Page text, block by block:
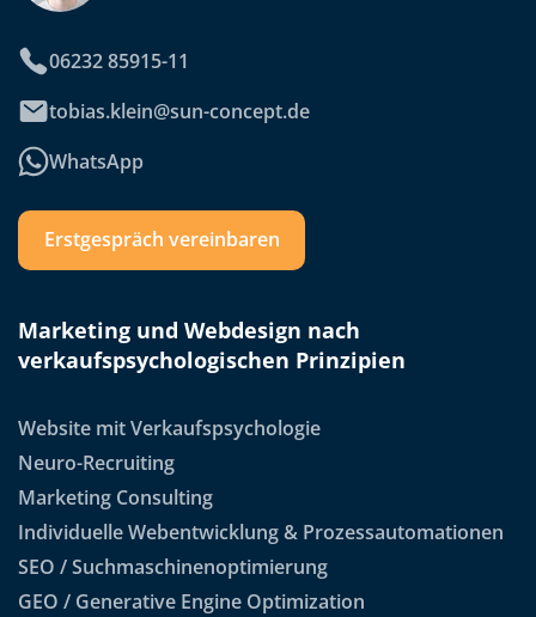
06232 85915-11
tobias.klein@sun-concept.de
WhatsApp
Erstgespräch vereinbaren
Marketing und Webdesign nach
verkaufspsychologischen Prinzipien
Website mit Verkaufspsychologie
Neuro-Recruiting
Marketing Consulting
Individuelle Webentwicklung & Prozessautomationen
SEO / Suchmaschinenoptimierung
GEO / Generative Engine Optimization